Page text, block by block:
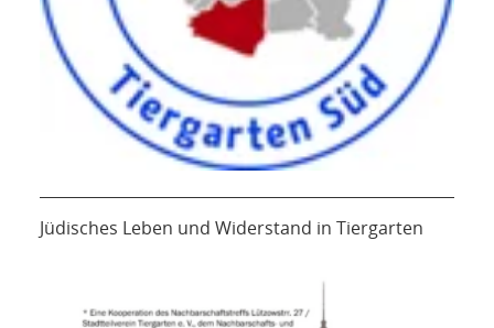
Jüdisches Leben und Widerstand in Tiergarten